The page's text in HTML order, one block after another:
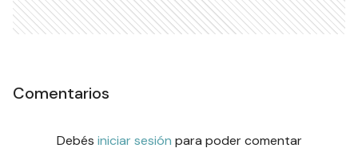
Comentarios
Debés iniciar sesión para poder comentar